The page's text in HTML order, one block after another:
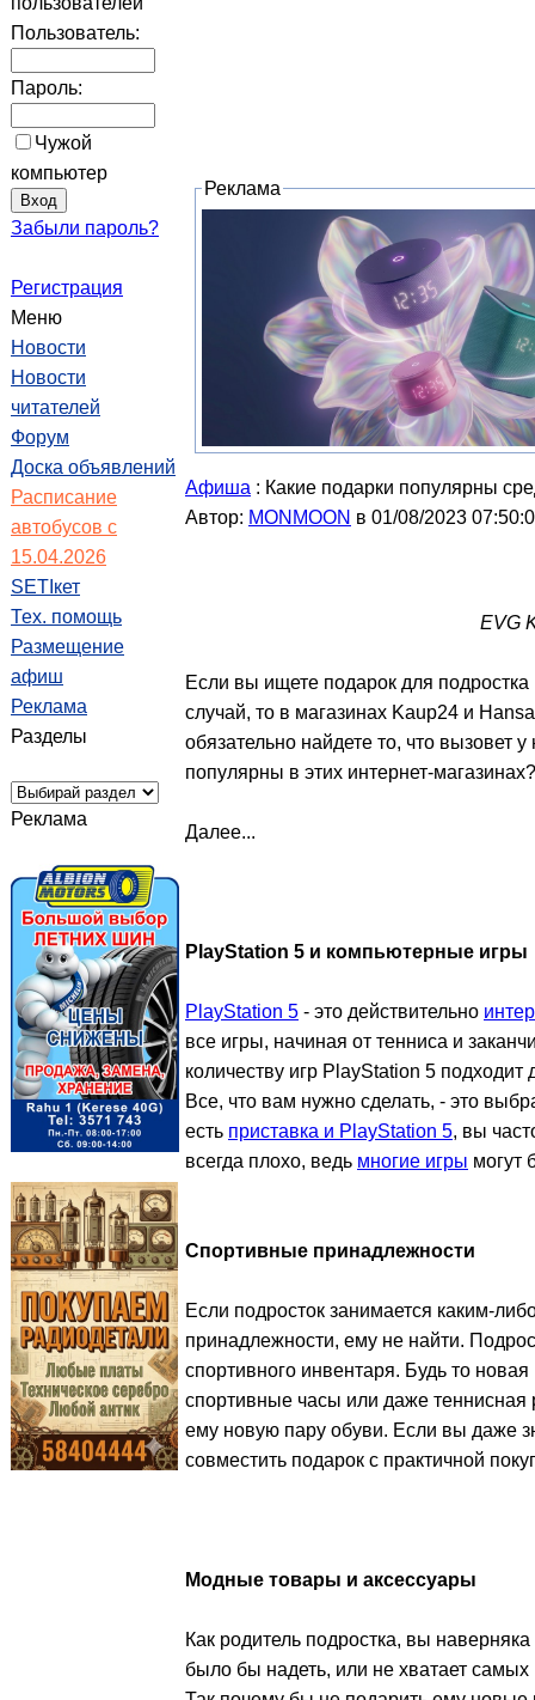
Пользователь:
Пароль:
Чужой
компьютер
Забыли пароль?
Регистрация
Меню
Новости
Новости
читателей
Форум
Доска объявлений
Расписание
автобусов с
15.04.2026
SETIкет
Тех. помощь
Размещение
афиш
Реклама
Разделы
Реклама
Реклама
Афиша : Какие подарки популярны
Автор: MONMOON в 01/08/2023
EVG
Если вы ищете подарок для
случай, то в магазинах Kaup24 и
обязательно найдете то, что вызовет
популярны в этих интернет-
Далее...
PlayStation 5 и компьютерные игры
PlayStation 5 - это действительно
все игры, начиная от тенниса и
количеству игр PlayStation 5
Все, что вам нужно сделать, - это
есть приставка и PlayStation 5, вы
всегда плохо, ведь многие игры могут
Спортивные принадлежности
Если подросток занимается каким-
принадлежности, ему не найти.
спортивного инвентаря. Будь то
спортивные часы или даже теннисная
ему новую пару обуви. Если вы даже
совместить подарок с практичной
Модные товары и аксессуары
Как родитель подростка, вы
было бы надеть, или не хватает